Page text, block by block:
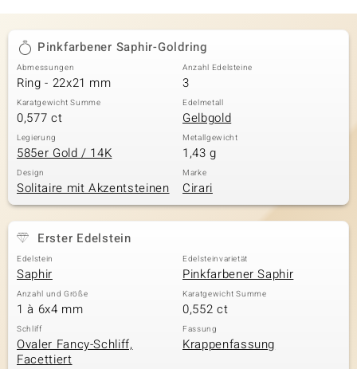
Collection
Classics
Pinkfarbener Saphir-Goldring
Abmessungen
Ring - 22x21 mm
Anzahl Edelsteine
3
Karatgewicht Summe
0,577 ct
Edelmetall
Gelbgold
Legierung
585er Gold / 14K
Metallgewicht
1,43 g
Design
Solitaire mit Akzentsteinen
Marke
Cirari
Erster Edelstein
Edelstein
Saphir
Edelsteinvarietät
Pinkfarbener Saphir
Anzahl und Größe
1 à 6x4 mm
Karatgewicht Summe
0,552 ct
Schliff
Ovaler Fancy-Schliff,
Facettiert
Fassung
Krappenfassung